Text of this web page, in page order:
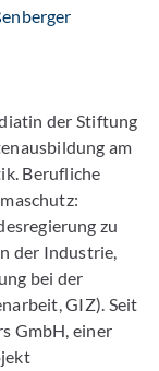
der Stiftung
am
Berufliche
zu
der Industrie,
bei der
GIZ). Seit
GmbH, einer